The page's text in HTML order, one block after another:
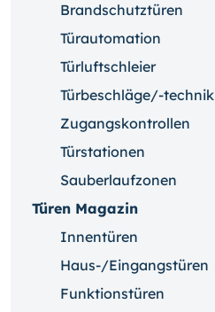
Brandschutztüren
Türautomation
Türluftschleier
Türbeschläge/-technik
Zugangskontrollen
Türstationen
Sauberlaufzonen
Türen Magazin
Innentüren
Haus-/Eingangstüren
Funktionstüren